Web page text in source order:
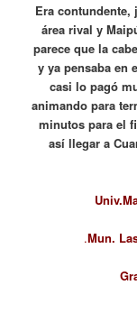
Era contundente,
área rival y
parece que la
y ya pensaba en
casi lo pagó
animando para
minutos para el
así llegar a
.Mun.